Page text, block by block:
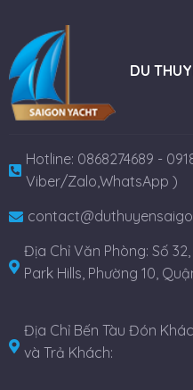
DU
Hotline: 0868274689 -
Viber/Zalo,WhatsApp )
Địa Chỉ Văn Phòng: Số
Park Hills, Phường 10,
Địa Chỉ Bến Tàu Đón
và Trả Khách: